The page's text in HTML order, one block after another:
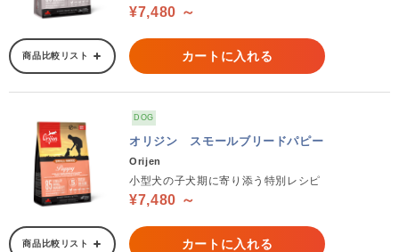
¥7,480 ～
商品比較リスト カートに入れる
DOG
オリジン スモールブリードパピー
Orijen
小型犬の子犬期に寄り添う特別レシピ
¥7,480 ～
商品比較リスト カートに入れる